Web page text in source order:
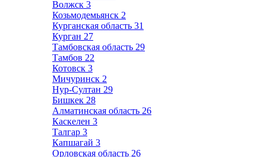
Волжск 3
Козьмодемьянск 2
Курганская область 31
Курган 27
Тамбовская область 29
Тамбов 22
Котовск 3
Мичуринск 2
Нур-Султан 29
Бишкек 28
Алматинская область 26
Каскелен 3
Талгар 3
Капшагай 3
Орловская область 26